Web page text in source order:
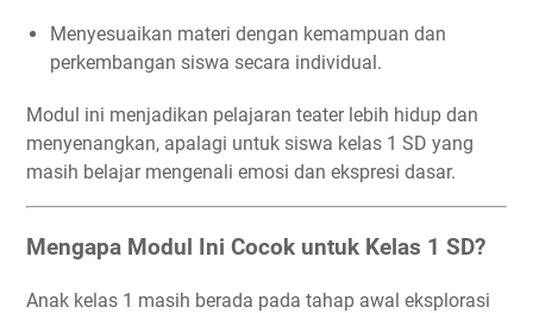
Menyesuaikan materi dengan kemampuan dan
perkembangan siswa secara individual.
Modul ini menjadikan pelajaran teater lebih hidup dan
menyenangkan, apalagi untuk siswa kelas 1 SD yang
masih belajar mengenali emosi dan ekspresi dasar.
Mengapa Modul Ini Cocok untuk Kelas 1 SD?
Anak kelas 1 masih berada pada tahap awal eksplorasi